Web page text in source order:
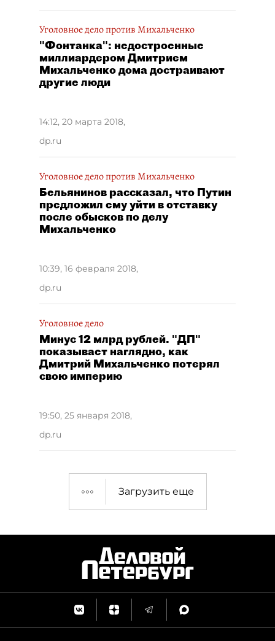
Уголовное дело против Михальченко
"Фонтанка": недостроенные
миллиардером Дмитрием
Михальченко дома достраивают
другие люди
14:12, 20 марта 2018,
dp.ru
Уголовное дело против Михальченко
Бельянинов рассказал, что Путин
предложил ему уйти в отставку
после обысков по делу
Михальченко
10:39, 16 февраля 2018,
dp.ru
Уголовное дело
Минус 12 млрд рублей. "ДП"
показывает наглядно, как
Дмитрий Михальченко потерял
свою империю
19:50, 25 января 2018,
dp.ru
Загрузить еще